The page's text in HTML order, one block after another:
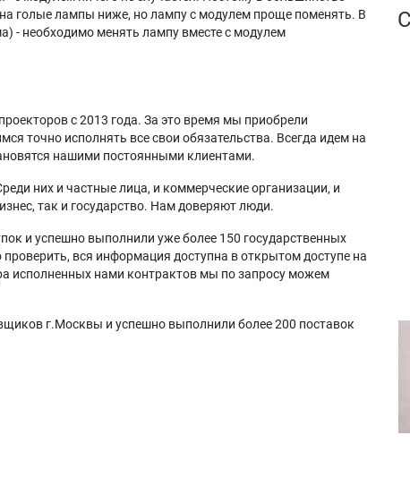
голые лампы ниже, но лампу с модулем проще поменять. В
- необходимо менять лампу вместе с модулем
с 2013 года. За это время мы приобрели
точно исполнять все свои обязательства. Всегда идем на
нашими постоянными клиентами.
них и частные лица, и коммерческие организации, и
так и государство. Нам доверяют люди.
и успешно выполнили уже более 150 государственных
вся информация доступна в открытом доступе на
исполненных нами контрактов мы по запросу можем
г.Москвы и успешно выполнили более 200 поставок